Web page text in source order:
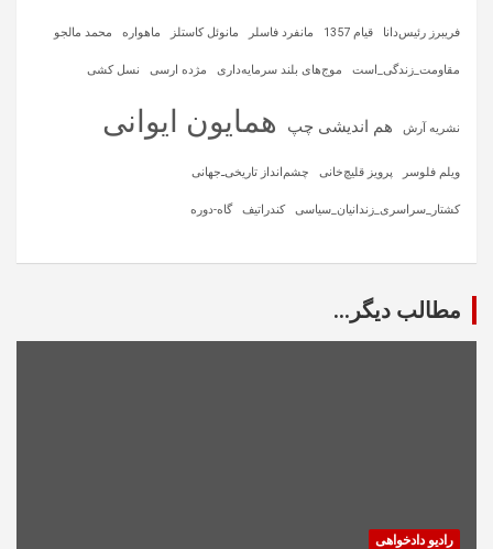
فریبرز رئیس‌دانا قیام 1357 مانفرد فاسلر مانوئل کاستلز ماهواره‌ محمد مالجو
مقاومت_زندگی_است موج‌های بلند سرمایه‌داری مژده ارسی نسل کشی
نشریه آرش هم اندیشی چپ همایون ایوانی
ویلم فلوسر پرویز قلیچ‌خانی چشم‌انداز تاریخی‌ـ‌جهانی
کشتار_سراسری_زندانیان_سیاسی کندراتیف گاه-دوره
مطالب دیگر...
رادیو دادخواهی